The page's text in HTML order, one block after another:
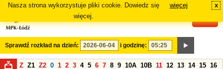
Nasza strona wykorzystuje pliki cookie. Dowiedz się
więcej.
więcej x
Sprawdź rozkład na dzień: i godzinę:
Z Z1 Z2 0 1 2 3 4 5 6 7 8 9 10A 10B 11 12 13 14 15 16